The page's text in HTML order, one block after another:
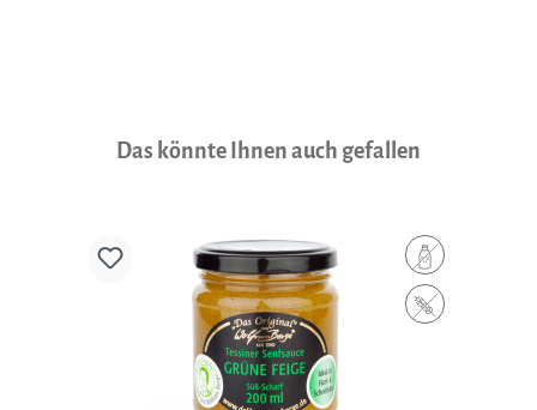
Produktgalerie überspringen
Das könnte Ihnen auch gefallen